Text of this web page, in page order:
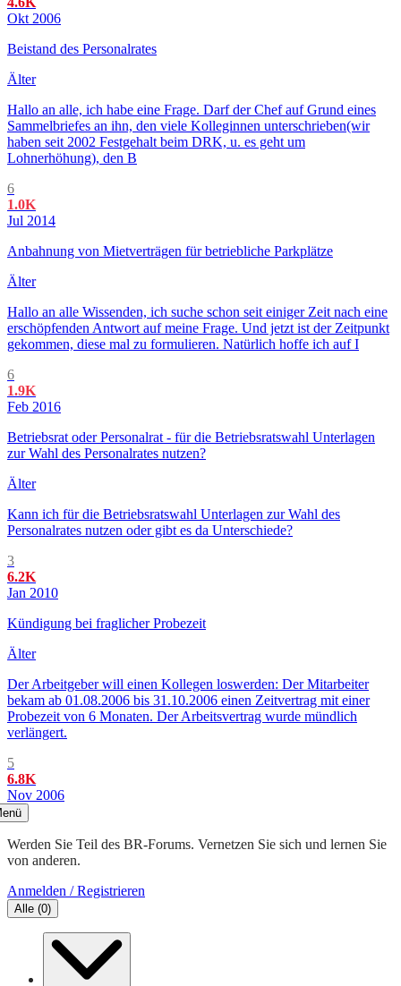
Okt 2006
Beistand des Personalrates
Älter
Hallo an alle, ich habe eine Frage. Darf der Chef auf Grund eines
Sammelbriefes an ihn, den viele Kolleginnen unterschrieben(wir
haben seit 2002 Festgehalt beim DRK, u. es geht um
Lohnerhöhung), den B
6
1.0K
Jul 2014
Anbahnung von Mietverträgen für betriebliche Parkplätze
Älter
Hallo an alle Wissenden, ich suche schon seit einiger Zeit nach eine
erschöpfenden Antwort auf meine Frage. Und jetzt ist der Zeitpunkt
gekommen, diese mal zu formulieren. Natürlich hoffe ich auf I
6
1.9K
Feb 2016
Betriebsrat oder Personalrat - für die Betriebsratswahl Unterlagen
zur Wahl des Personalrates nutzen?
Älter
Kann ich für die Betriebsratswahl Unterlagen zur Wahl des
Personalrates nutzen oder gibt es da Unterschiede?
3
6.2K
Jan 2010
Kündigung bei fraglicher Probezeit
Älter
Der Arbeitgeber will einen Kollegen loswerden: Der Mitarbeiter
bekam ab 01.08.2006 bis 31.10.2006 einen Zeitvertrag mit einer
Probezeit von 6 Monaten. Der Arbeitsvertrag wurde mündlich
verlängert.
5
6.8K
Nov 2006
Werden Sie Teil des BR-Forums. Vernetzen Sie sich und lernen Sie
von anderen.
Anmelden / Registrieren
Alle (0)